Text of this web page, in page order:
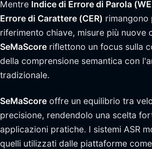
Mentre Indice di Errore di Parola
Errore di Carattere (CER) rimangono
riferimento chiave, misure più nuove
SeMaScore riflettono un focus sulla
della comprensione semantica con
tradizionale.
SeMaScore offre un equilibrio tra
precisione, rendendolo una scelta
applicazioni pratiche. I sistemi ASR
quelli utilizzati dalle piattaforme